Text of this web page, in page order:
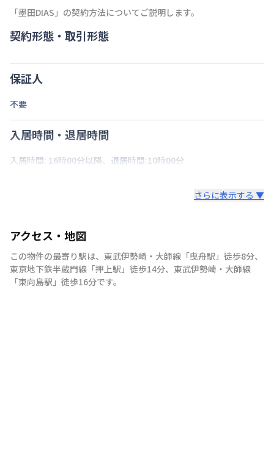
「墨田DIAS 」の契約方法についてご説明します。
契約形態・取引形態
保証人
不要
入居時間・退居時間
入居時間: 16時00分以降、退居時間:10時00分
さらに表示する ▼
アクセス・地図
この物件の最寄り駅は、 東武伊勢崎・大師線 「曳舟駅 」 徒歩8分、
東京地下鉄半蔵門線 「押上駅 」 徒歩14分、 東武伊勢崎・大師線
「東向島駅 」 徒歩16分です。